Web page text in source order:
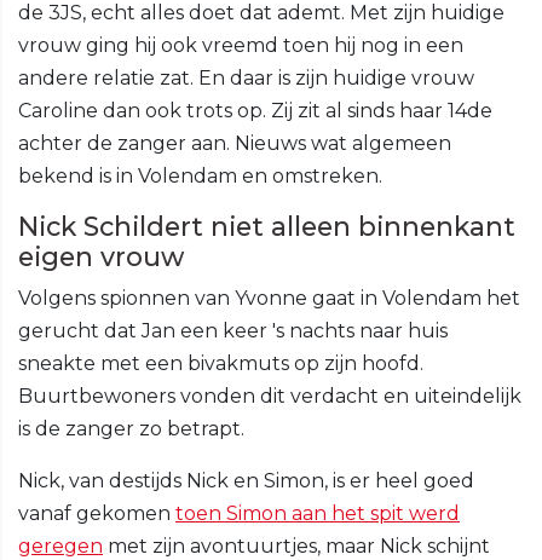
de 3JS, echt alles doet dat ademt. Met zijn huidige
vrouw ging hij ook vreemd toen hij nog in een
andere relatie zat. En daar is zijn huidige vrouw
Caroline dan ook trots op. Zij zit al sinds haar 14de
achter de zanger aan. Nieuws wat algemeen
bekend is in Volendam en omstreken.
Nick Schildert niet alleen binnenkant
eigen vrouw
Volgens spionnen van Yvonne gaat in Volendam het
gerucht dat Jan een keer 's nachts naar huis
sneakte met een bivakmuts op zijn hoofd.
Buurtbewoners vonden dit verdacht en uiteindelijk
is de zanger zo betrapt.
Nick, van destijds Nick en Simon, is er heel goed
vanaf gekomen toen Simon aan het spit werd
geregen met zijn avontuurtjes, maar Nick schijnt